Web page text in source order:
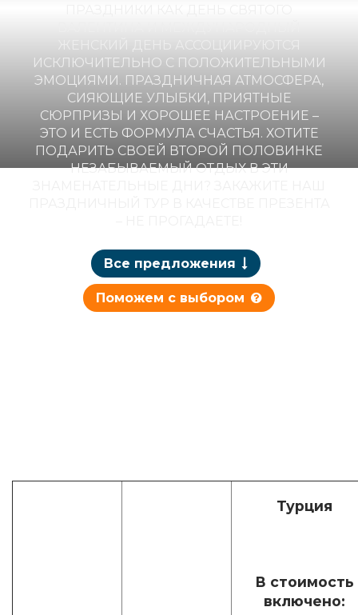
ИСКЛЮЧИТЕЛЬНО С ПОЛОЖИТЕЛЬНЫМИ
ЭМОЦИЯМИ. ПРАЗДНИЧНАЯ АТМОСФЕРА,
СИЯЮЩИЕ УЛЫБКИ, ПРИЯТНЫЕ
СЮРПРИЗЫ И ХОРОШЕЕ НАСТРОЕНИЕ –
ЭТО И ЕСТЬ ФОРМУЛА СЧАСТЬЯ. ХОТИТЕ
ПОДАРИТЬ СВОЕЙ ВТОРОЙ ПОЛОВИНКЕ
НЕЗАБЫВАЕМЫЙ ОТДЫХ В ЭТИ
Все предложения
Поможем с выбором
Турция
В стоимость
включено: